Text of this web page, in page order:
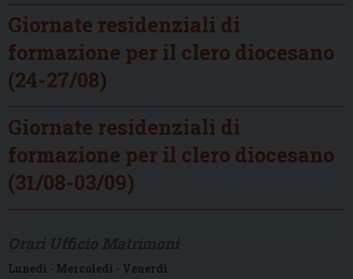
Giornate residenziali di
formazione per il clero diocesano
(24-27/08)
Giornate residenziali di
formazione per il clero diocesano
(31/08-03/09)
Lunedì - Mercoledì - Venerdì